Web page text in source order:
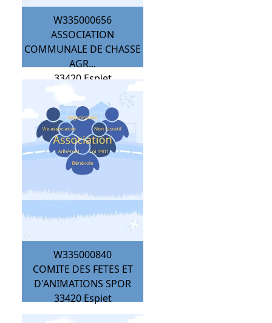
W335000656
ASSOCIATION
COMMUNALE DE CHASSE
AGR...
33420 Espiet
W335000840
COMITE DES FETES ET
D'ANIMATIONS SPOR
33420 Espiet